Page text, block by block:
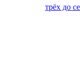
трёх до